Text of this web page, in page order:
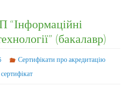
“Інформаційні
(бакалавр)
Сертифікати про акредитацію
сертифікат